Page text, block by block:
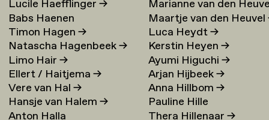
Lucile Haefflinger→
Babs Haenen
Timon Hagen→
Natascha Hagenbeek→
Limo Hair→
Ellert / Haitjema→
Vere van Hal→
Hansje van Halem→
Anton Halla
Marianne van den
→
Maartje van den Heuvel
Luca Heydt→
Kerstin Heyen→
Ayumi Higuchi→
Arjan Hijbeek→
Anna Hillbom→
Pauline Hille
Thera Hillenaar→